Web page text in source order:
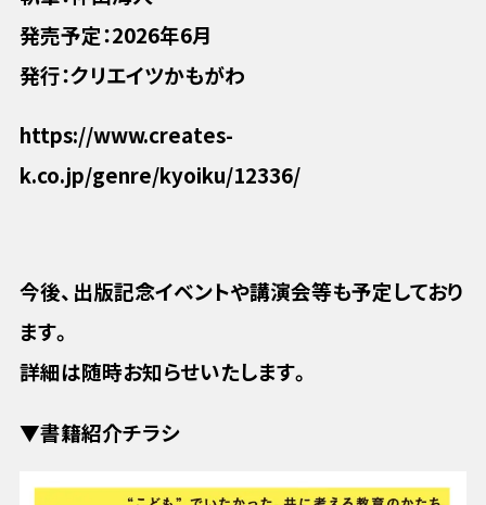
発売予定：2026年6月
発行：クリエイツかもがわ
https://www.creates-
k.co.jp/genre/kyoiku/12336/
今後、出版記念イベントや講演会等も予定しており
ます。
詳細は随時お知らせいたします。
▼書籍紹介チラシ